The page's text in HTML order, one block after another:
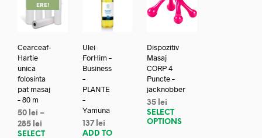
ERE!
Cearceaf-
Hartie
unica
folosinta
pat masaj
– 80 m
50 lei –
285 lei
SELECT
Ulei
ForHim –
Business
–
PLANTE
–
Yamuna
137 lei
ADD TO
Dispozitiv
Masaj
CORP 4
Puncte –
jacknobber
35 lei
SELECT
OPTIONS